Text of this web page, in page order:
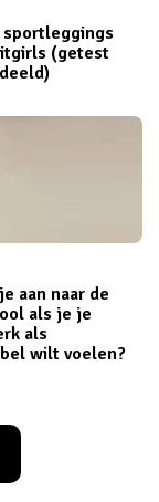
sportleggings
(getest
aan naar de
als je je
als
wilt voelen?